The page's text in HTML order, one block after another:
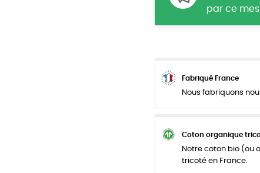
par ce
Fabriqué France
Nous fabriquons
Coton organique
Notre coton bio (ou
tricoté en France.